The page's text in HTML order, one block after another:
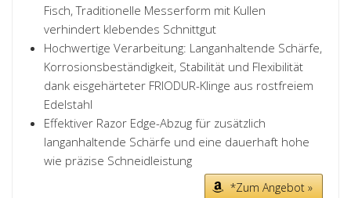
Fisch, Traditionelle Messerform mit Kullen
verhindert klebendes Schnittgut
Hochwertige Verarbeitung: Langanhaltende Schärfe,
Korrosionsbeständigkeit, Stabilität und Flexibilität
dank eisgehärteter FRIODUR-Klinge aus rostfreiem
Edelstahl
Effektiver Razor Edge-Abzug für zusätzlich
langanhaltende Schärfe und eine dauerhaft hohe
wie präzise Schneidleistung
*Zum Angebot »